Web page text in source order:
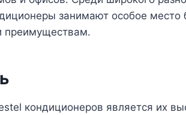
занимают особое место
преимуществам․
кондиционеров является их